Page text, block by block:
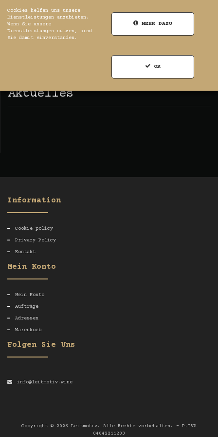
Aktuelles
Information
Cookie policy
Privacy Policy
Kontakt
Mein Konto
Mein Konto
Aufträge
Adressen
Warenkorb
Folgen Sie Uns
info@leitmotiv.wine
Copyright © 2026 Leitmotiv. Alle Rechte vorbehalten. - P.IVA
04042211203
Cookies helfen uns unsere
Dienstleistungen anzubieten.
Wenn Sie unsere
Dienstleistungen nutzen, sind
Sie damit einverstanden.
MEHR DAZU
OK